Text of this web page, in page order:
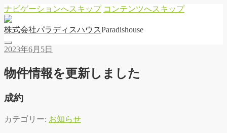
ナビゲーションへスキップ コンテンツへスキップ
株式会社パラディ スハウ スParadishouse
2023年6月5日
物件情報を更新しました
成約
カテゴリー: お知らせ